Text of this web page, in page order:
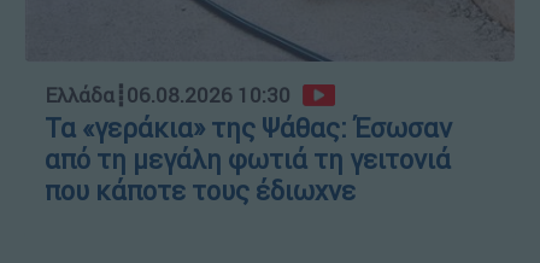
Ελλάδα┋06.08.2026 10:30
Τα «γεράκια» της Ψάθας: Έσωσαν
από τη μεγάλη φωτιά τη γειτονιά
που κάποτε τους έδιωχνε